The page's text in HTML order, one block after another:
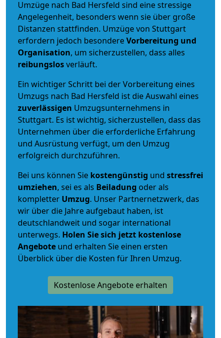
Umzüge nach Bad Hersfeld sind eine stressige
Angelegenheit, besonders wenn sie über große
Distanzen stattfinden. Umzüge von Stuttgart
erfordern jedoch besondereVorbereitung und
Organisation, um sicherzustellen, dass alles
reibungslosverläuft.
Ein wichtiger Schritt bei der Vorbereitung eines
Umzugs nach Bad Hersfeld ist die Auswahl eines
zuverlässigen Umzugsunternehmens in
Stuttgart. Es ist wichtig, sicherzustellen, dass das
Unternehmen über die erforderliche Erfahrung
und Ausrüstung verfügt, um den Umzug
erfolgreich durchzuführen.
Bei uns können Sie kostengünstig und stressfrei
umziehen, sei es als Beiladung oder als
kompletter Umzug. Unser Partnernetzwerk, das
wir über die Jahre aufgebaut haben, ist
deutschlandweit und sogar international
unterwegs. Holen Sie sich jetzt kostenlose
Angebote und erhalten Sie einen ersten
Überblick über die Kosten für Ihren Umzug.
Kostenlose Angebote erhalten